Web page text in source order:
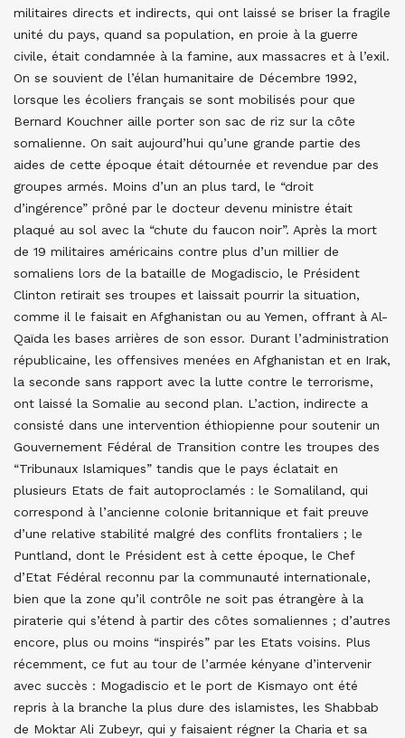
militaires directs et indirects, qui ont laissé se briser la fragile
unité du pays, quand sa population, en proie à la guerre
civile, était condamnée à la famine, aux massacres et à l’exil.
On se souvient de l’élan humanitaire de Décembre 1992,
lorsque les écoliers français se sont mobilisés pour que
Bernard Kouchner aille porter son sac de riz sur la côte
somalienne. On sait aujourd’hui qu’une grande partie des
aides de cette époque était détournée et revendue par des
groupes armés. Moins d’un an plus tard, le “droit
d’ingérence” prôné par le docteur devenu ministre était
plaqué au sol avec la “chute du faucon noir”. Après la mort
de 19 militaires américains contre plus d’un millier de
somaliens lors de la bataille de Mogadiscio, le Président
Clinton retirait ses troupes et laissait pourrir la situation,
comme il le faisait en Afghanistan ou au Yemen, offrant à Al-
Qaïda les bases arrières de son essor. Durant l’administration
républicaine, les offensives menées en Afghanistan et en Irak,
la seconde sans rapport avec la lutte contre le terrorisme,
ont laissé la Somalie au second plan. L’action, indirecte a
consisté dans une intervention éthiopienne pour soutenir un
Gouvernement Fédéral de Transition contre les troupes des
“Tribunaux Islamiques” tandis que le pays éclatait en
plusieurs Etats de fait autoproclamés : le Somaliland, qui
correspond à l’ancienne colonie britannique et fait preuve
d’une relative stabilité malgré des conflits frontaliers ; le
Puntland, dont le Président est à cette époque, le Chef
d’Etat Fédéral reconnu par la communauté internationale,
bien que la zone qu’il contrôle ne soit pas étrangère à la
piraterie qui s’étend à partir des côtes somaliennes ; d’autres
encore, plus ou moins “inspirés” par les Etats voisins. Plus
récemment, ce fut au tour de l’armée kényane d’intervenir
avec succès : Mogadiscio et le port de Kismayo ont été
repris à la branche la plus dure des islamistes, les Shabbab
de Moktar Ali Zubeyr, qui y faisaient régner la Charia et sa